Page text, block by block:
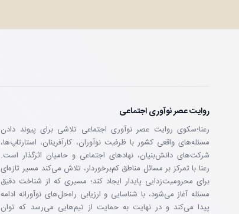
روایت عصر نوآوری اجتماعی
رعنا؛سکوی روایت عصر نوآوری اجتماعی تلاشی برای پیوند دادن
مسئله‌های واقعی کشور با ظرفیت نوآوران، کارآفرینان، استارتاپ‌ها،
شرکت‌های دانش‌بنیان، نهادهای اجتماعی و حامیان اثرگذار است.
رعنا با تمرکز بر مسائل مناطق کم‌برخوردار، تلاش می‌کند مسیر تازه‌ای
برای محرومیت‌زدایی پایدار ایجاد کند؛ مسیری که از شناخت دقیق
مسئله آغاز می‌شود، با شناسایی و ارزیابی راه‌حل‌های نوآورانه ادامه
پیدا می‌کند و در نهایت به حمایت از تیم‌هایی می‌رسد که توان